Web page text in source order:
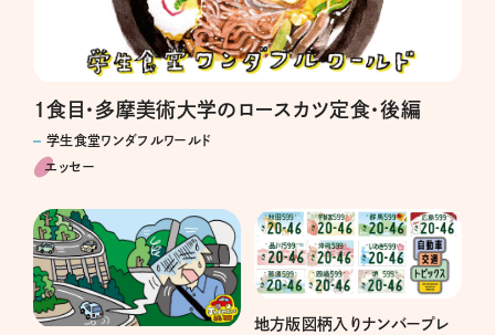
1食目・多摩美術大学のロースカツ定食・後編
学生食堂ワンダフルワールド
エッセー
地方版図柄入りナンバープレ